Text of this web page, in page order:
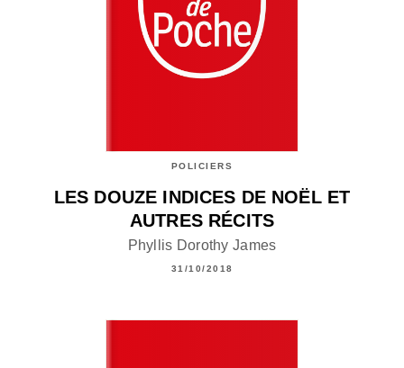
POLICIERS
LES DOUZE INDICES DE NOËL ET
AUTRES RÉCITS
Phyllis Dorothy James
31/10/2018